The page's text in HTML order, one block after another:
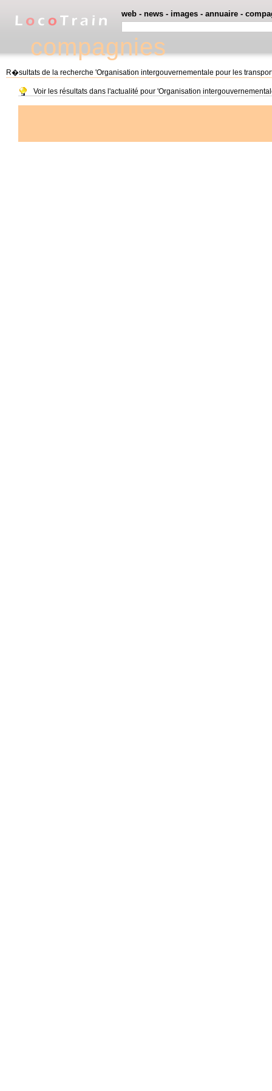
compagnies
web - news - images - annuaire -
R�sultats de la recherche 'Organisation intergouvernementale pour les
Voir les résultats dans l'actualité pour 'Organisation